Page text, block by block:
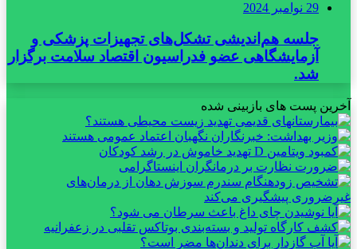
29 نوامبر 2024
جلسه هم‌اندیشی تشکل‌های تجهیزات پزشکی و
آزمایشگاهی عضو فدراسیون اقتصاد سلامت برگزار
شد.
آخرین پست های بازبینی شده